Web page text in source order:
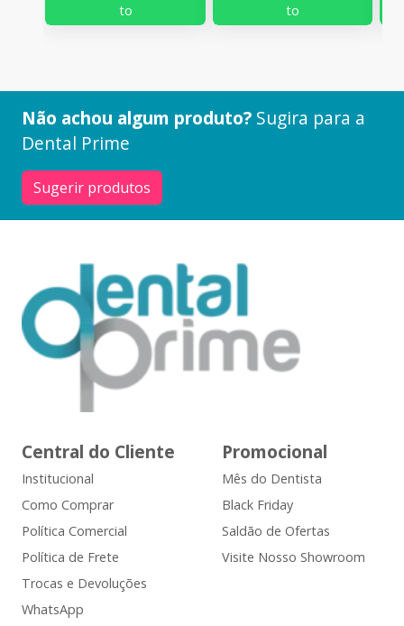
to to
Não achou algum produto? Sugira para a
Dental Prime
Sugerir produtos
Central do Cliente
Institucional
Como Comprar
Política Comercial
Política de Frete
Trocas e Devoluções
WhatsApp
Promocional
Mês do Dentista
Black Friday
Saldão de Ofertas
Visite Nosso Showroom